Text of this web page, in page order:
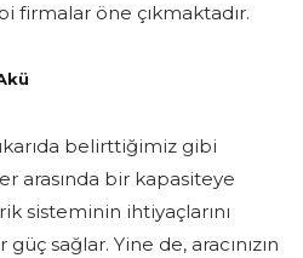
firmalar öne çıkmaktadır.
belirttiğimiz gibi
arasında bir kapasiteye
sisteminin ihtiyaçlarını
sağlar. Yine de, aracınızın